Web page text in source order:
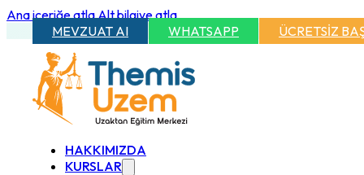
Ana içeriğe atlaAlt bilgiye atla
MEVZUAT AI
WHATSAPP ÜCRETSİZ
HAKKIMIZDA
KURSLAR